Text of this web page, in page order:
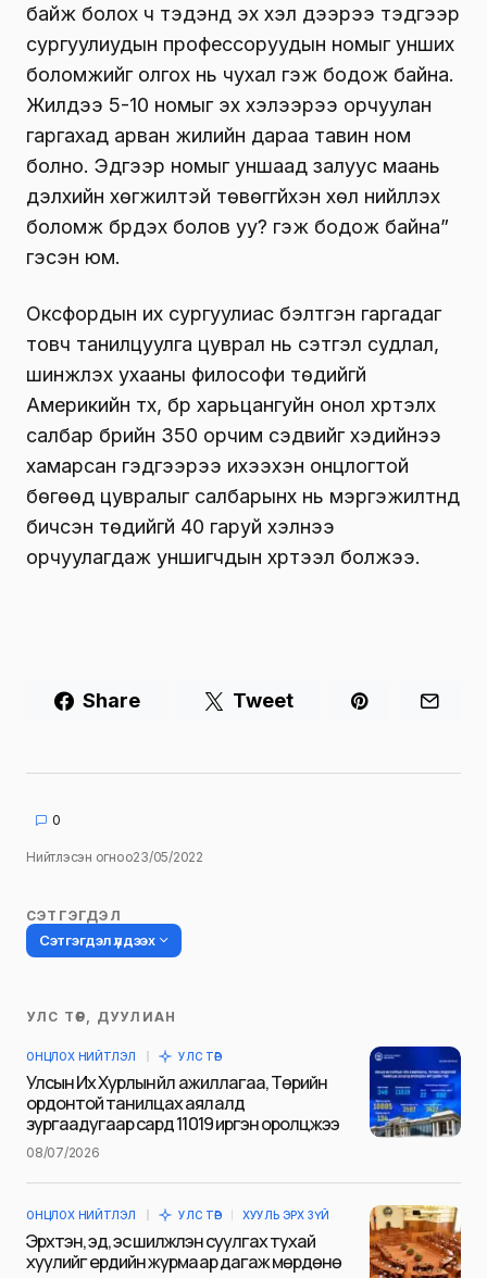
байж болох ч тэдэнд эх хэл дээрээ тэдгээр
сургуулиудын профессоруудын номыг унших
боломжийг олгох нь чухал гэж бодож байна.
Жилдээ 5-10 номыг эх хэлээрээ орчуулан
гаргахад арван жилийн дараа тавин ном
болно. Эдгээр номыг уншаад залуус маань
дэлхийн хөгжилтэй төвөггүйхэн хөл нийлүүлэх
боломж бүрдэх болов уу? гэж бодож байна”
гэсэн юм.
Оксфордын их сургуулиас бэлтгэн гаргадаг
товч танилцуулга цуврал нь сэтгэл судлал,
шинжлэх ухааны философи төдийгүй
Америкийн түүх, бүр харьцангуйн онол хүртэлх
салбар бүрийн 350 орчим сэдвийг хэдийнээ
хамарсан гэдгээрээ ихээхэн онцлогтой
бөгөөд цувралыг салбарынх нь мэргэжилтнүүд
бичсэн төдийгүй 40 гаруй хэлнээ
орчуулагдаж уншигчдын хүртээл болжээ.
Share Tweet
0
Нийтлэсэн огноо23/05/2022
СЭТГЭГДЭЛ
Сэтгэгдэл үлдээх
Таны имэйл хаягийг нийтлэхгүй.
тэмдэглэсэн
Name
УЛС ТӨР, ДУУЛИАН
ОНЦЛОХ НИЙТЛЭЛ УЛС ТӨР
Улсын Их Хурлын үйл ажиллагаа, Төрийн
ордонтой танилцах аялалд
зургаадугаар сард 11019 иргэн оролцжээ
08/07/2026
ОНЦЛОХ НИЙТЛЭЛ УЛС ТӨР ХУУЛЬ ЭРХ ЗҮЙ
Эрхтэн, эд, эс шилжүүлэн суулгах тухай
хуулийг ердийн журмаар дагаж мөрдөнө